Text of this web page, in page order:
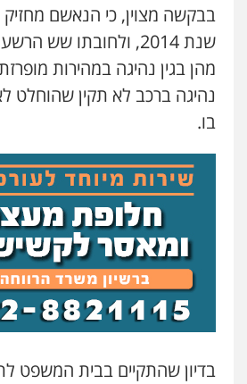
0505234000
בבקשה מצוין, כי הנאשם מחזיק
שנת 2014, ולחובתו שש
מהן בגין נהיגה במהירות
נהיגה ברכב לא תקין שהוחלט
בו.
בדיון שהתקיים בבית המשפט